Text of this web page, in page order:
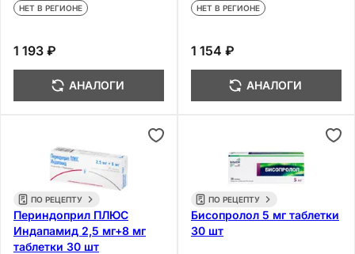
НЕТ В РЕГИОНЕ
1 193 ₽
АНАЛОГИ
НЕТ В РЕГИОНЕ
1 154 ₽
АНАЛОГИ
ПО РЕЦЕПТУ
Периндоприл ПЛЮС
Индапамид 2,5 мг+8 мг
таблетки 30 шт
ПО РЕЦЕПТУ
Бисопролол 5 мг таблетки
30 шт